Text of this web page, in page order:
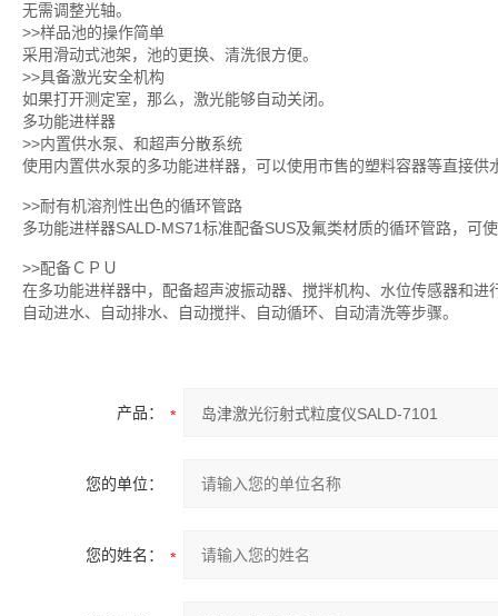
无需调整光轴。
>>样品池的操作简单
采用滑动式池架，池的更换、清洗很方便。
>>具备激光安全机构
如果打开测定室，那么，激光能够自动关闭。
多功能进样器
>>内置供水泵、和超声分散系统
使用内置供水泵的多功能进样器，可以使用市售的塑料容器等直接
>>耐有机溶剂性出色的循环管路
多功能进样器SALD-MS71标准配备SUS及氟类材质的循环管路，可
>>配备ＣＰＵ
在多功能进样器中，配备超声波振动器、搅拌机构、水位传感器和
自动进水、自动排水、自动搅拌、自动循环、自动清洗等步骤。
产品：
您的单位：
您的姓名：